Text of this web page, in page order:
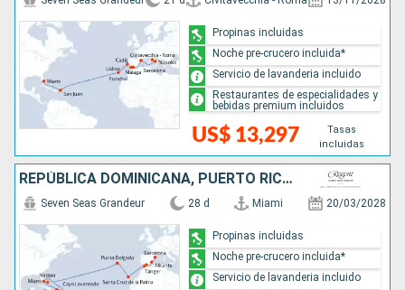
US$ 13,297
Tasas
incluidas
Propinas incluidas
Noche pre-crucero incluida*
Servicio de lavanderia incluido
Restaurantes de especialidades y
bebidas premium incluidos
REPÚBLICA DOMINICANA, PUERTO RICO, FRANCIA, DOMINICA, SAN VINCENT Y LAS GRANADINAS, ESTADOS UNIDOS, BAHAMAS, PORTUGAL, MARRUECOS, ESPAÑA
Seven Seas Grandeur 28 d Miami 20/03/2028
Propinas incluidas
Noche pre-crucero incluida*
Servicio de lavanderia incluido